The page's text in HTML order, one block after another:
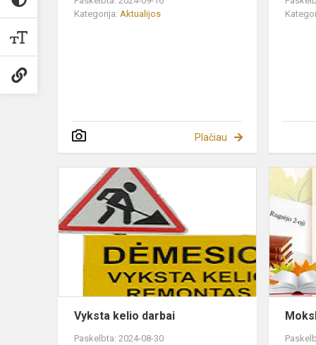
Kategorija: Aktualijos
Plačiau
Vyksta
kelio
darbai
Vyksta kelio darbai
Paskelbta: 2024-08-30